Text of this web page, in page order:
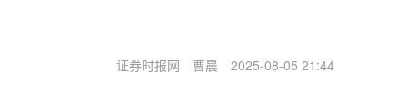
证券时报网 曹晨 2025-08-05 21:44